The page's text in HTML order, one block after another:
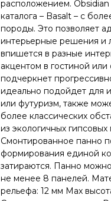
расположением.
каталога – Basalt – с
породы. Это позволяет
интерьерные решения и
впишется в разные
акцентом в гостиной
подчеркнет
идеально подойдет для
или футуризм, также
более классических
из экологичных
Смонтированное панно
формирования единой
затираются. Панно
не менее 8 панелей.
рельефа: 12 мм Max